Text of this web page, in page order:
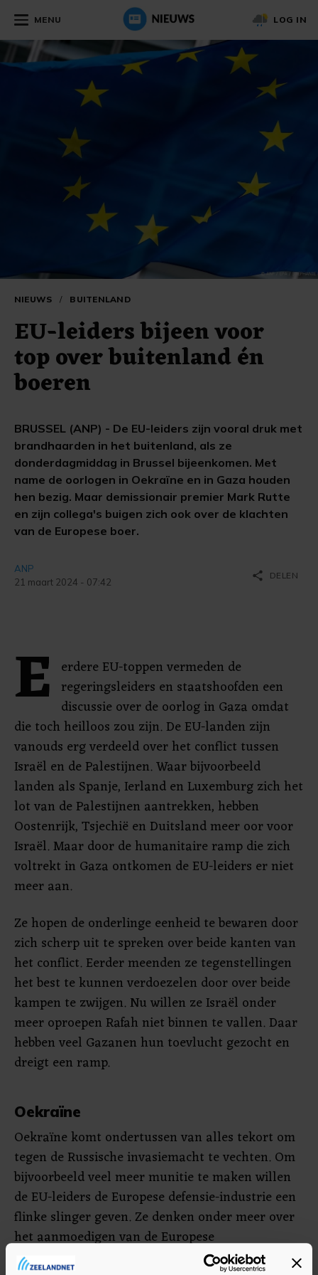
MENU LOG IN
NIEUWS / BUITENLAND
EU-leiders bijeen voor
top over buitenland én
boeren
BRUSSEL (ANP) - De EU-leiders zijn vooral druk met
brandhaarden in het buitenland, als ze
donderdagmiddag in Brussel bijeenkomen. Met
name de oorlogen in Oekraïne en in Gaza houden
hen bezig. Maar demissionair premier Mark Rutte
en zijn collega's buigen zich ook over de klachten
van de Europese boer.
ANP
21 maart 2024 - 07:42
share DELEN
E erdere EU-toppen vermeden de
regeringsleiders en staatshoofden een
discussie over de oorlog in Gaza omdat
die toch heilloos zou zijn. De EU-landen zijn
vanouds erg verdeeld over het conflict tussen
Israël en de Palestijnen. Waar bijvoorbeeld
landen als Spanje, Ierland en Luxemburg zich het
lot van de Palestijnen aantrekken, hebben
Oostenrijk, Tsjechië en Duitsland meer oor voor
Israël. Maar door de humanitaire ramp die zich
voltrekt in Gaza ontkomen de EU-leiders er niet
meer aan.
Ze hopen de onderlinge eenheid te bewaren door
zich scherp uit te spreken over beide kanten van
het conflict. Eerder meenden ze tegenstellingen
het best te kunnen verdoezelen door over beide
kampen te zwijgen. Nu willen ze Israël onder
meer oproepen Rafah niet binnen te vallen. Daar
hebben veel Gazanen hun toevlucht gezocht en
dreigt een ramp.
Oekraïne
Oekraïne komt ondertussen van alles tekort om
tegen de Russische invasiemacht te vechten. Om
bijvoorbeeld veel meer munitie te maken willen
de EU-leiders de Europese defensie-industrie een
flinke slinger geven. Ze denken onder meer over
het aanmoedigen van de Europese
Investeringsbank om geld in de sector te steken.